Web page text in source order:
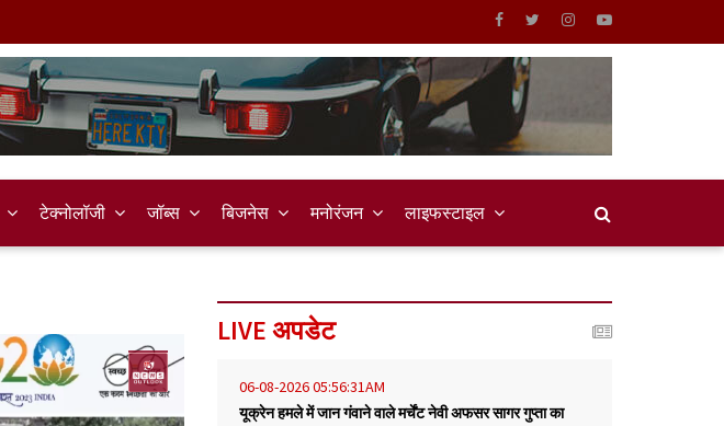
टेक्नोलॉजी जॉब्स बिजनेस मनोरंजन लाइफस्टाइल
LIVE अपडेट
06-08-2026 05:56:31AM
यूक्रेन हमले में जान गंवाने वाले मर्चेंट नेवी अफसर सागर गुप्ता का